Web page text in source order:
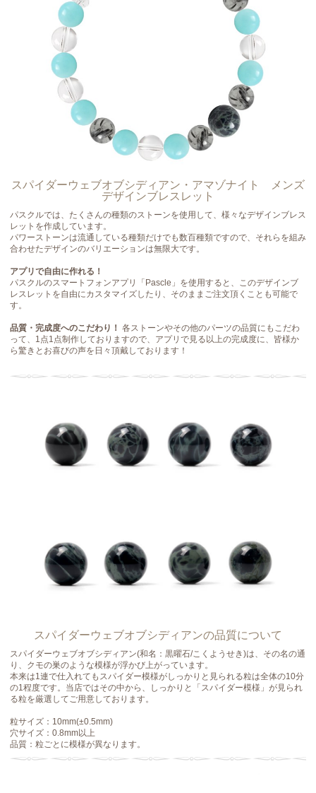
スパイダーウェブオブシディアン・アマゾナイト メンズ
デザインブレスレット
パスクルでは、たくさんの種類のストーンを使用して、様々なデザインブレス
レットを作成しています。
パワーストーンは流通している種類だけでも数百種類ですので、それらを組み
合わせたデザインのバリエーションは無限大です。
アプリで自由に作れる！
パスクルのスマートフォンアプリ「Pascle」を使用すると、このデザインブ
レスレットを自由にカスタマイズしたり、そのままご注文頂くことも可能で
す。
品質・完成度へのこだわり！ 各ストーンやその他のパーツの品質にもこだわ
って、1点1点制作しておりますので、アプリで見る以上の完成度に、皆様か
ら驚きとお喜びの声を日々頂戴しております！
スパイダーウェブオブシディアンの品質について
スパイダーウェブオブシディアン(和名：黒曜石/こくようせき)は、その名の通
り、クモの巣のような模様が浮かび上がっています。
本来は1連で仕入れてもスパイダー模様がしっかりと見られる粒は全体の10分
の1程度です。当店ではその中から、しっかりと「スパイダー模様」が見られ
る粒を厳選してご用意しております。
粒サイズ：10mm(±0.5mm)
穴サイズ：0.8mm以上
品質：粒ごとに模様が異なります。